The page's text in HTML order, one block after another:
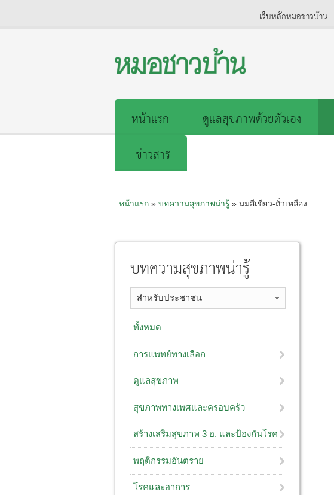
เว็บหลักหมอชาวบ้าน
หน้าแรก ดูแลสุขภาพด้วยตัวเอง
ข่าวสาร
หน้าแรก» บทความสุขภาพน่ารู้» นมสีเขียว-ถั่วเหลือง
บทความสุขภาพน่ารู้
สำหรับประชาชน
ทั้งหมด
การแพทย์ทางเลือก
ดูแลสุขภาพ
สุขภาพทางเพศและครอบครัว
สร้างเสริมสุขภาพ 3 อ. ​และป้องกันโรค
พฤติกรรมอันตราย
โรคและอาการ